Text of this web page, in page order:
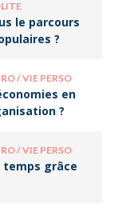
le parcours
?
/ VIE PERSO
en
?
/ VIE PERSO
temps grâce